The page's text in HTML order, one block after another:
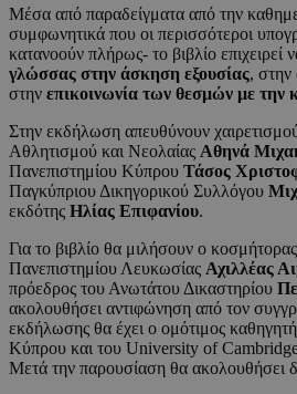
Μέσα από παραδείγματα από την
συμφωνητικά που οι περισσότεροι
κατανοούν πλήρως- το βιβλίο επιχειρεί
γλώσσας στην άσκηση εξουσίας, στην
στην επικοινωνία των θεσμών με την
Στην εκδήλωση απευθύνουν
Αθλητισμού και Νεολαίας Αθηνά
Πανεπιστημίου Κύπρου Τάσος
Παγκύπριου Δικηγορικού Συλλόγου
εκδότης Ηλίας Επιφανίου.
Για το βιβλίο θα μιλήσουν ο
Πανεπιστημίου Λευκωσίας Αχιλλέας
πρόεδρος του Ανωτάτου Δικαστηρίου
ακολουθήσει αντιφώνηση από τον
εκδήλωσης θα έχει ο ομότιμος
Κύπρου και του University of
Μετά την παρουσίαση θα ακολουθήσει